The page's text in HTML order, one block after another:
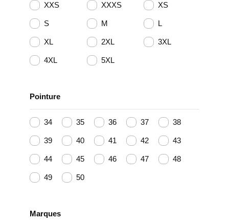
XXS XXXS XS
S M L
XL 2XL 3XL
4XL 5XL
Pointure
34 35 36 37 38
39 40 41 42 43
44 45 46 47 48
49 50
Marques